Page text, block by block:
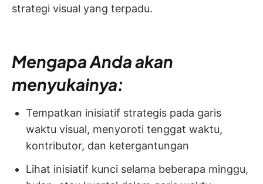
strategi visual yang terpadu.
Mengapa Anda akan
menyukainya:
Tempatkan inisiatif strategis pada garis
waktu visual, menyoroti tenggat waktu,
kontributor, dan ketergantungan
Lihat inisiatif kunci selama beberapa minggu,